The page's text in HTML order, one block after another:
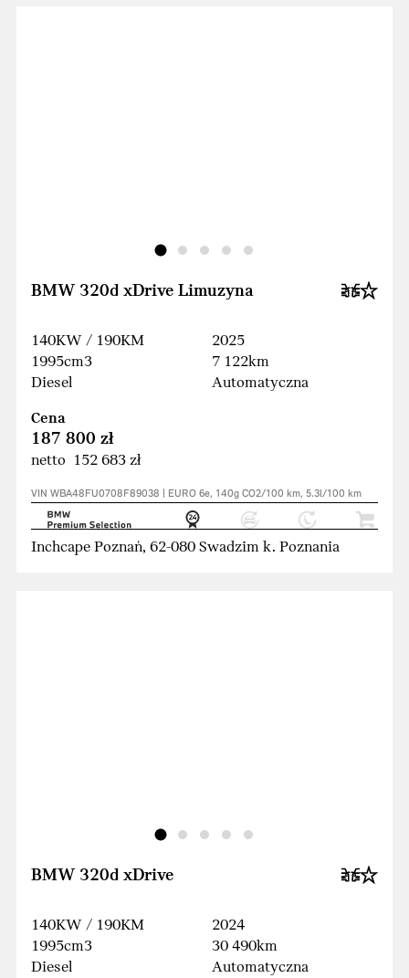
BMW 320d xDrive Limuzyna
140KW / 190KM
1995cm3
Diesel
2025
7 122km
Automatyczna
Cena
187 800 zł
netto 152 683 zł
VIN WBA48FU0708F89038 | EURO 6e, 140g CO2/100 km, 5.3l/100 km
Inchcape Poznań, 62-080 Swadzim k. Poznania
BMW 320d xDrive
140KW / 190KM
1995cm3
Diesel
2024
30 490km
Automatyczna